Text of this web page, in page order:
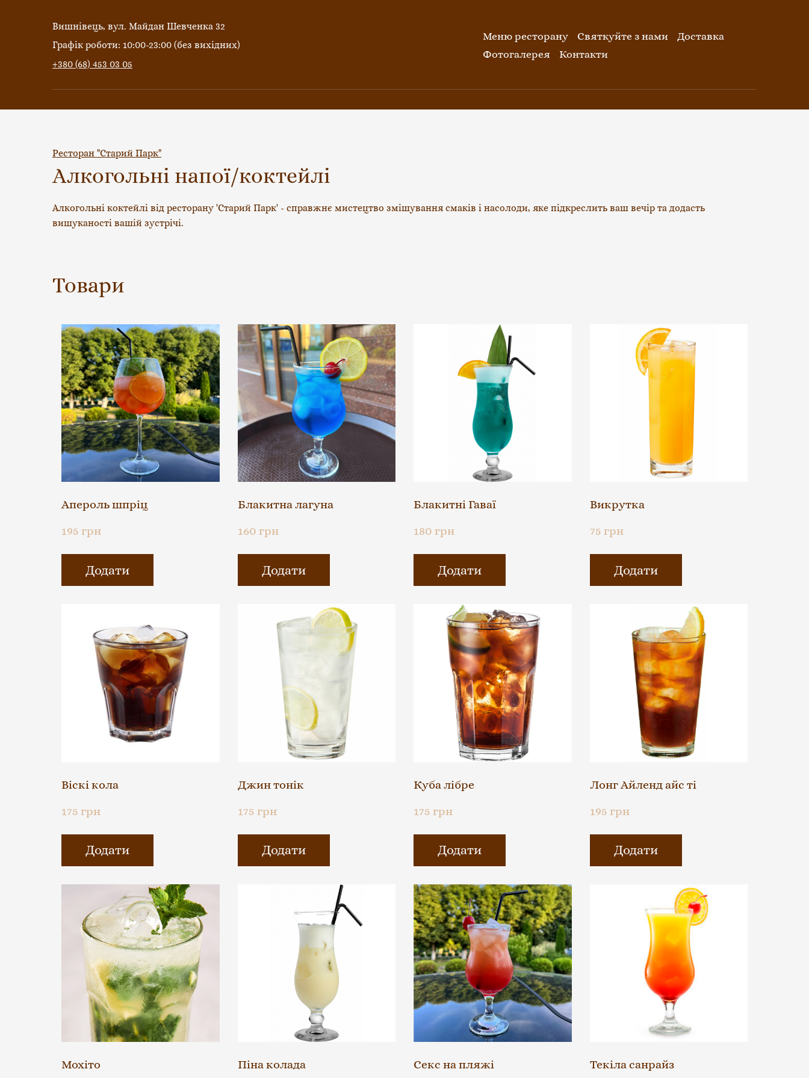
Вишнівець, вул. Майдан Шевченка 32
Графік роботи: 10:00-23:00 (без вихідних)
+380 (68) 453 03 05
Меню ресторану Святкуйте з нами
Доставка
Фотогалерея
Контакти
Ресторан "Старий Парк"
Алкогольні напої/коктейлі
Алкогольні коктейлі від ресторану 'Старий Парк' - справжнє мистецтво змішування смаків і насолоди, яке підкреслить ваш вечір та додасть
вишуканості вашій зустрічі.
Товари
Апероль шпріц
195 грн
Додати
Блакитна лагуна
160 грн
Додати
Блакитні Гаваї
180 грн
Додати
Викрутка
75 грн
Додати
Віскі кола
175 грн
Додати
Джин тонік
175 грн
Додати
Куба лібре
175 грн
Додати
Лонг Айленд айс ті
195 грн
Додати
Мохіто
Піна колада
Секс на пляжі
Текіла санрайз